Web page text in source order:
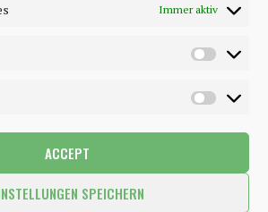
Immer aktiv
ACCEPT
SPEICHERN
- Be-Sparkling. All Rights Reserved.